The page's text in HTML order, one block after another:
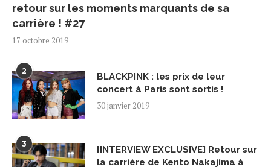
retour sur les moments marquants de sa
carrière ! #27
17 octobre 2019
2
BLACKPINK : les prix de leur
concert à Paris sont sortis !
30 janvier 2019
3
[INTERVIEW EXCLUSIVE] Retour sur
la carrière de Kento Nakajima à